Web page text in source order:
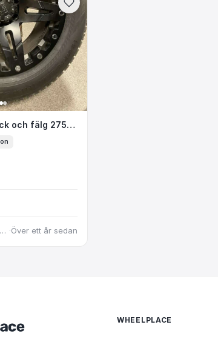
och fälg 275/55R20 Dirt
Nokian Vinterdäck och fälg 275/55R20 Dirt
Stockholm ·Över ett år sedan
WHEELPLACE